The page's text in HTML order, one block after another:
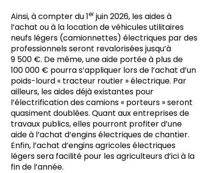
Ainsi, à compter du 1er juin 2026, les aides à
l’achat ou à la location de véhicules utilitaires
neufs légers (camionnettes) électriques par des
professionnels seront revalorisées jusqu’à
9 500 €. De même, une aide portée à plus de
100 000 € pourra s’appliquer lors de l’achat d’un
poids-lourd « tracteur routier » électrique. Par
ailleurs, les aides déjà existantes pour
l’électrification des camions « porteurs » seront
quasiment doublées. Quant aux entreprises de
travaux publics, elles pourront profiter d’une
aide à l’achat d’engins électriques de chantier.
Enfin, l’achat d’engins agricoles électriques
légers sera facilité pour les agriculteurs d’ici à la
fin de l’année.